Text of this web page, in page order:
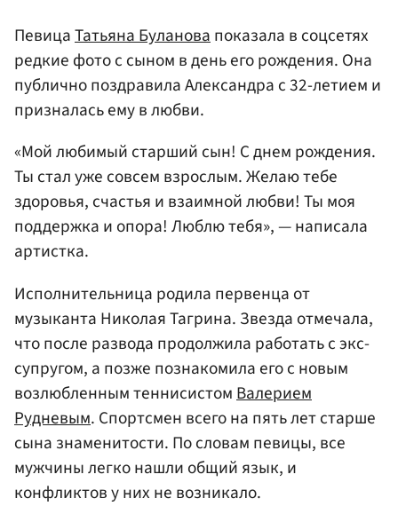
ПевицаТатьяна Булановапоказала в соцсетях
редкие фото с сыном в день его рождения. Она
публично поздравила Александра с 32-летием и
призналась ему в любви.
«Мой любимый старший сын! С днем рождения.
Ты стал уже совсем взрослым. Желаю тебе
здоровья, счастья и взаимной любви! Ты моя
поддержка и опора! Люблю тебя», — написала
артистка.
Исполнительница родила первенца от
музыканта Николая Тагрина. Звезда отмечала,
что после развода продолжила работать с экс-
супругом, а позже познакомила его с новым
возлюбленным теннисистом Валерием
Рудневым. Спортсмен всего на пять лет старше
сына знаменитости. По словам певицы, все
мужчины легко нашли общий язык, и
конфликтов у них не возникало.